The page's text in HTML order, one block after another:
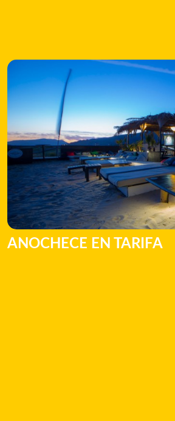
ANOCHECE EN TARIFA